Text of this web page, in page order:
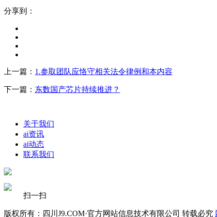
分享到：
上一篇： 1.参取团队应恪守相关法令律例和本内容
下一篇： 东数国产芯片持续推进？
关于我们
ai资讯
ai动态
联系我们
扫一扫
版权所有：四川J9.COM·官方网站信息技术有限公司 转载必究